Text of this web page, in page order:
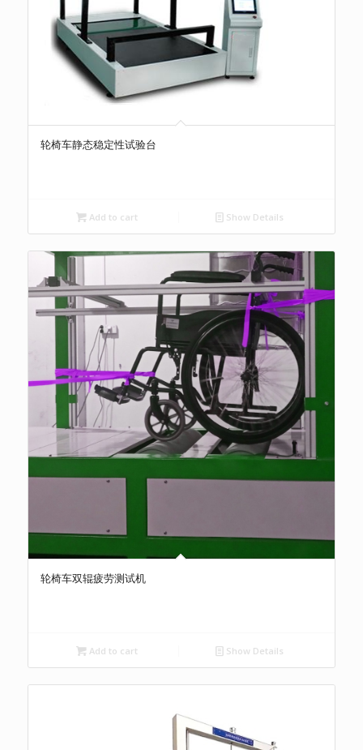
轮椅车静态稳定性试验台
Add to cart Show Details
轮椅车双辊疲劳测试机
Add to cart Show Details